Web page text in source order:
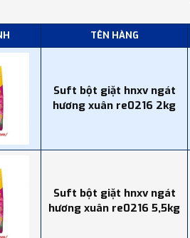
TÊN HÀNG
Suft bột giặt hnxv ngát
hương xuân re0216 2kg
Suft bột giặt hnxv ngát
hương xuân re0216 5,5kg